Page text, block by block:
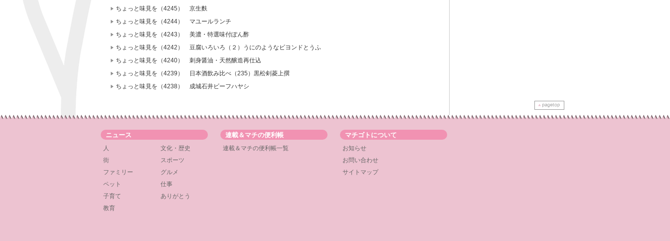
ちょっと味見を（4245） 京生麩
ちょっと味見を（4244） マユールランチ
ちょっと味見を（4243） 美濃・特選味付ぽん酢
ちょっと味見を（4242） 豆腐いろいろ（２）うにのようなビヨンドとうふ
ちょっと味見を（4240） 刺身醤油・天然醸造再仕込
ちょっと味見を（4239） 日本酒飲み比べ（235）黒松剣菱上撰
ちょっと味見を（4238） 成城石井ビーフハヤシ
ニュース
人
文化・歴史
街
スポーツ
ファミリー
グルメ
ペット
仕事
子育て
ありがとう
教育
連載＆マチの便利帳
連載＆マチの便利帳一覧
マチゴトについて
お知らせ
お問い合わせ
サイトマップ